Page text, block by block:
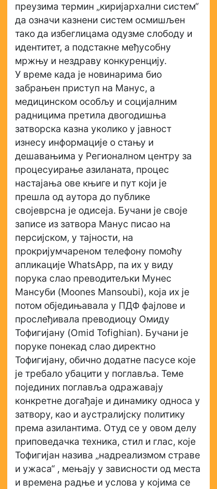
преузима термин „киријархални систем“
да означи казнени систем осмишљен
тако да избеглицама одузме слободу и
идентитет, а подстакне међусобну
мржњу и нездраву конкуренцију.
У време када је новинарима био
забрањен приступ на Манус, а
медицинском особљу и социјалним
радницима претила двогодишња
затворска казна уколико у јавност
изнесу информације о стању и
дешавањима у Регионалном центру за
процесуирање азиланата, процес
настајања ове књиге и пут који је
прешла од аутора до публике
својеврсна је одисеја. Бучани је своје
записе из затвора Манус писао на
персијском, у тајности, на
прокријумчареном телефону помоћу
апликације WhatsApp, па их у виду
порука слао преводитељки Мунес
Мансуби (Moones Mansoubi), која их је
потом обједињавала у ПДФ фајлове и
прослеђивала преводиоцу Омиду
Тофигијану (Omid Tofighian). Бучани је
поруке понекад слао директно
Тофигијану, обично додатне пасусе које
је требало убацити у поглавља. Теме
појединих поглавља одражавају
конкретне догађаје и динамику односа у
затвору, као и аустралијску политику
према азилантима. Отуд се у овом делу
приповедачка техника, стил и глас, које
Тофигијан назива „надреализмом страве
и ужаса“ , мењају у зависности од места
и времена радње и услова у којима се